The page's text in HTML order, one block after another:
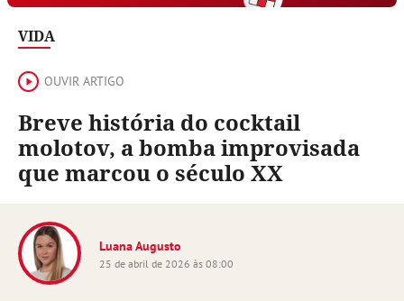
VIDA
OUVIR ARTIGO
Breve história do cocktail
molotov, a bomba improvisada
que marcou o século XX
Luana Augusto
25 de abril de 2026 às 08:00